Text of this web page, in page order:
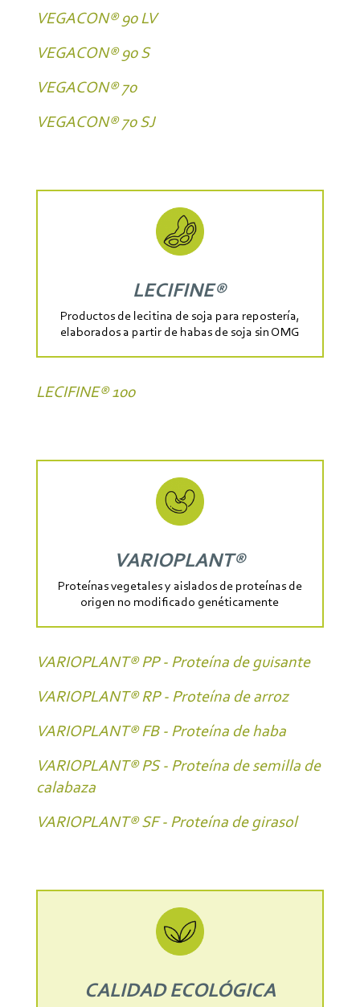
VEGACON® 90 LV
VEGACON® 90 S
VEGACON® 70
VEGACON® 70 SJ
LECIFINE®
Productos de lecitina de soja para repostería,
elaborados a partir de habas de soja sin OMG
LECIFINE® 100
VARIOPLANT®
Proteínas vegetales y aislados de proteínas de
origen no modificado genéticamente
VARIOPLANT® PP - Proteína de guisante
VARIOPLANT® RP - Proteína de arroz
VARIOPLANT® FB - Proteína de haba
VARIOPLANT® PS - Proteína de semilla de
calabaza
VARIOPLANT® SF - Proteína de girasol
CALIDAD ECOLÓGICA